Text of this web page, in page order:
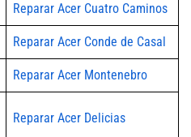
Reparar Acer Cuatro Caminos
Reparar Acer Conde de Casal
Reparar Acer Montenebro
Reparar Acer Delicias